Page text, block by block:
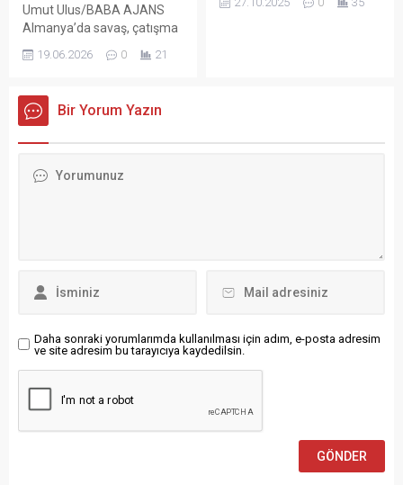
Umut Ulus/BABA AJANS
Almanya’da savaş, çatışma
ülkeye sığınanların sayısı
aştı. Federal İstatistik Dairesi
verilerine göre mültecilerin
oluştururken, aile birleşimi
19.06.2026 0 21
Brandenburg Atatürkçü
Bir Yorum Yazın
Daha sonraki yorumlarımda kullanılması için adım, e-posta adresim
ve site adresim bu tarayıcıya kaydedilsin.